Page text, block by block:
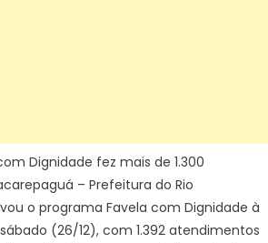
Dignidade fez mais de 1.300
– Prefeitura do Rio
o programa Favela com Dignidade à
(26/12), com 1.392 atendimentos